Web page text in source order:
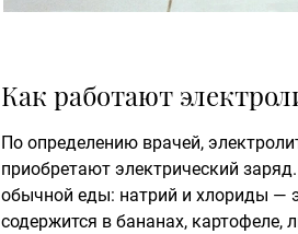
Как работают
По определению врачей,
приобретают электрический
обычной еды: натрий и хлориды —
содержится в бананах, картофеле,